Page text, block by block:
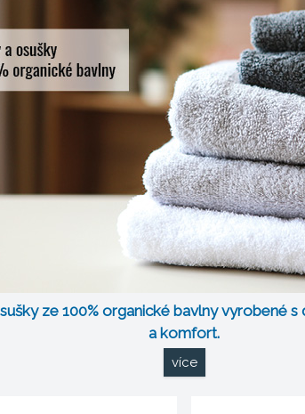
ze 100% organické bavlny vyrobené
a komfort.
více